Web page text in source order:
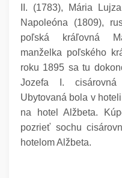
II. (1783), Mária
Napoleóna (1809),
poľská kráľovná
manželka poľského
roku 1895 sa tu
Jozefa I. cisárovná
Ubytovaná bola v
na hotel Alžbeta.
pozrieť sochu
hotelom Alžbeta.